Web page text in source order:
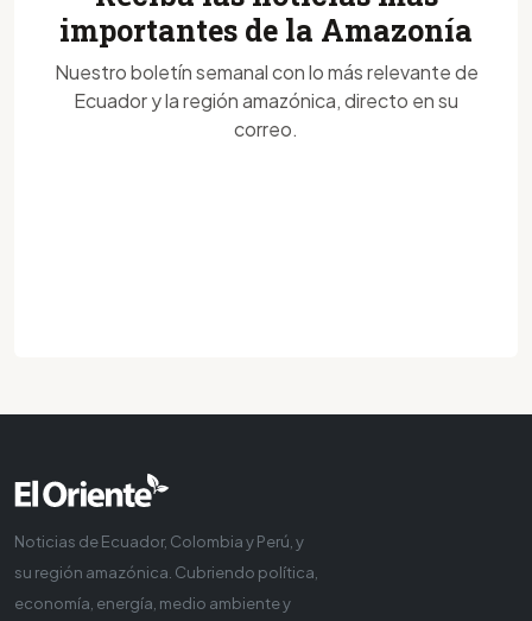
importantes de la Amazonía
Nuestro boletín semanal con lo más relevante de
Ecuador y la región amazónica, directo en su
correo.
Noticias de Ecuador, Colombia y Perú, y
su región amazónica. Cubriendo política,
economía, energía, medio ambiente y